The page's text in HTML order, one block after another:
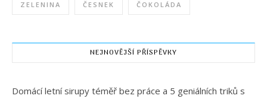
ZELENINA ČESNEK ČOKOLÁDA
NEJNOVĚJŠÍ PŘÍSPĚVKY
Domácí letní sirupy téměř bez práce a 5 geniálních triků s